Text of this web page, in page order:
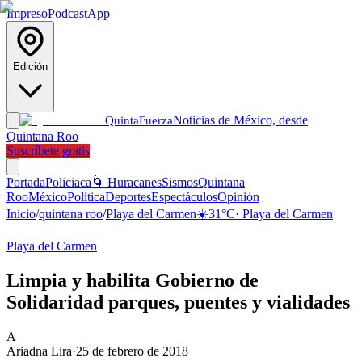
ImpresoPodcastApp
Edición
QuintaFuerzaNoticias de México, desde
Quintana Roo
Suscríbete gratis
PortadaPoliciaca 🌀 HuracanesSismosQuintana
RooMéxicoPolíticaDeportesEspectáculosOpinión
Inicio/quintana roo/Playa del Carmen☀️31°C· Playa del Carmen
Playa del Carmen
Limpia y habilita Gobierno de
Solidaridad parques, puentes y vialidades
A
Ariadna Lira·25 de febrero de 2018